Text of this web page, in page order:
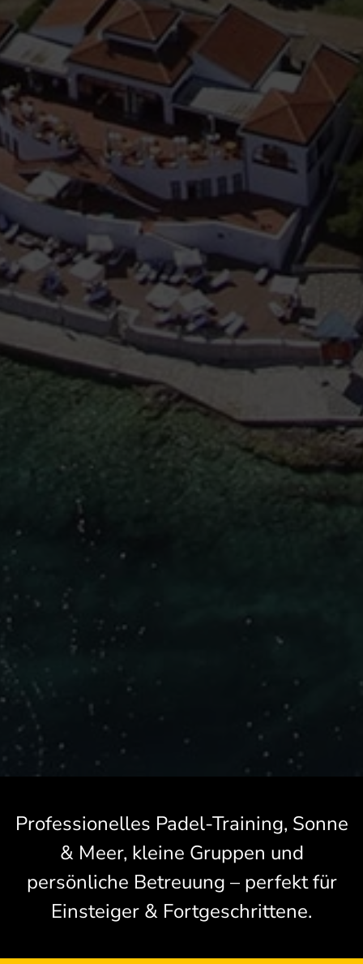
Professionelles Padel-Training, Sonne
& Meer, kleine Gruppen und
persönliche Betreuung – perfekt für
Einsteiger & Fortgeschrittene.